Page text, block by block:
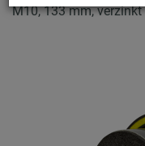
M10, 133 mm, verzinkt